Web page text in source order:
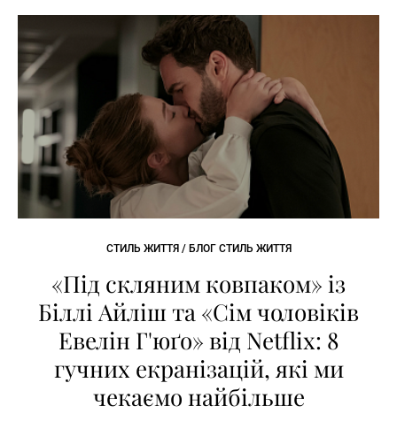
СТИЛЬ ЖИТТЯ / БЛОГ СТИЛЬ ЖИТТЯ
«Під скляним ковпаком» із
Біллі Айліш та «Сім чоловіків
Евелін Г'юґо» від Netflix: 8
гучних екранізацій, які ми
чекаємо найбільше